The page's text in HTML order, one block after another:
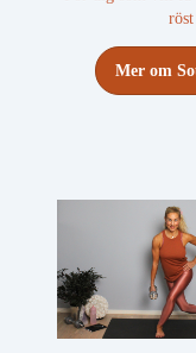
röst
Mer om